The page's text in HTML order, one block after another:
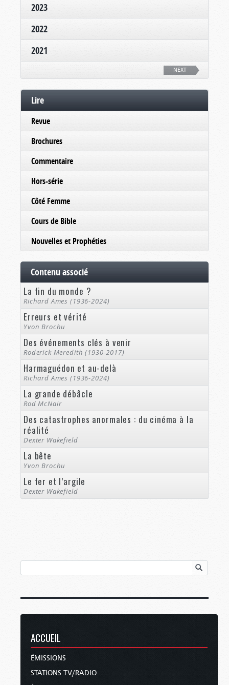
2023
2022
2021
NEXT
Lire
Revue
Brochures
Commentaire
Hors-série
Côté Femme
Cours de Bible
Nouvelles et Prophéties
Contenu associé
La fin du monde ?
Richard Ames (1936-2024)
Erreurs et vérité
Yvon Brochu
Des événements clés à venir
Roderick Meredith (1930-2017)
Harmaguédon et au-delà
Richard Ames (1936-2024)
La grande débâcle
Rod McNair
Des catastrophes anormales : du cinéma à la
réalité
Dexter Wakefield
La bête
Yvon Brochu
Le fer et l’argile
Dexter Wakefield
ACCUEIL
ÉMISSIONS
STATIONS TV/RADIO